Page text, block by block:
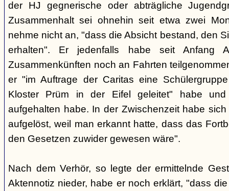
der HJ gegnerische oder abträgliche
Zusammenhalt sei ohnehin seit etwa zwei
nehme nicht an, "dass die Absicht bestand, den
erhalten". Er jedenfalls habe seit Anfang
Zusammenkünften noch an Fahrten
er "im Auftrage der Caritas eine
Kloster Prüm in der Eifel geleitet" habe
aufgehalten habe. In der Zwischenzeit habe
aufgelöst, weil man erkannt hatte, dass das
den Gesetzen zuwider gewesen wäre".
Nach dem Verhör, so legte der ermittelnde
Aktennotiz nieder, habe er noch erklärt, "dass